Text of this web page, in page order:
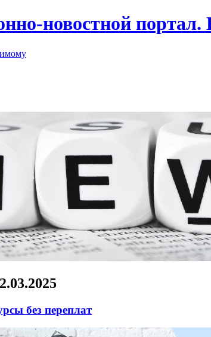
новостной портал.
без переплат